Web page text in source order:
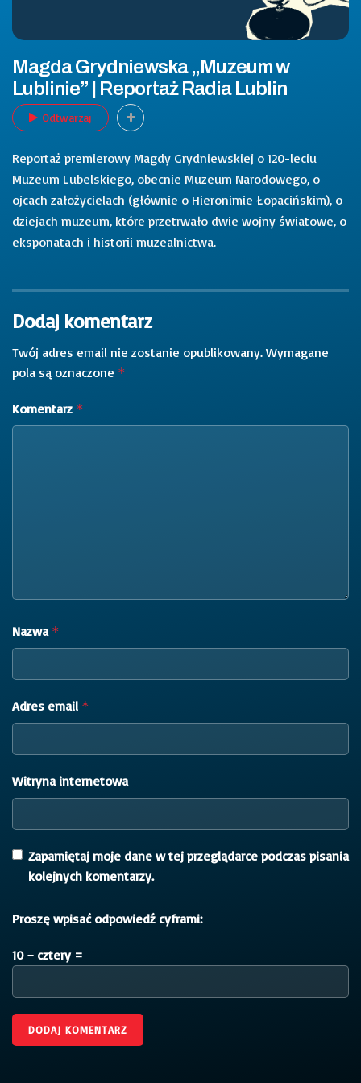
Magda Grydniewska „Muzeum w
Lublinie” | Reportaż Radia Lublin
Odtwarzaj
Reportaż premierowy Magdy Grydniewskiej o 120-leciu
Muzeum Lubelskiego, obecnie Muzeum Narodowego, o
ojcach założycielach (głównie o Hieronimie Łopacińskim), o
dziejach muzeum, które przetrwało dwie wojny światowe, o
eksponatach i historii muzealnictwa.
Dodaj komentarz
Twój adres email nie zostanie opublikowany. Wymagane
pola są oznaczone *
Komentarz *
Nazwa *
Adres email *
Witryna internetowa
Zapamiętaj moje dane w tej przeglądarce podczas pisania
kolejnych komentarzy.
Proszę wpisać odpowiedź cyframi:
10 − cztery =